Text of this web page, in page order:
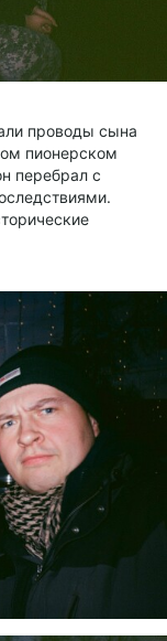
проводы сына
пионерском
перебрал с